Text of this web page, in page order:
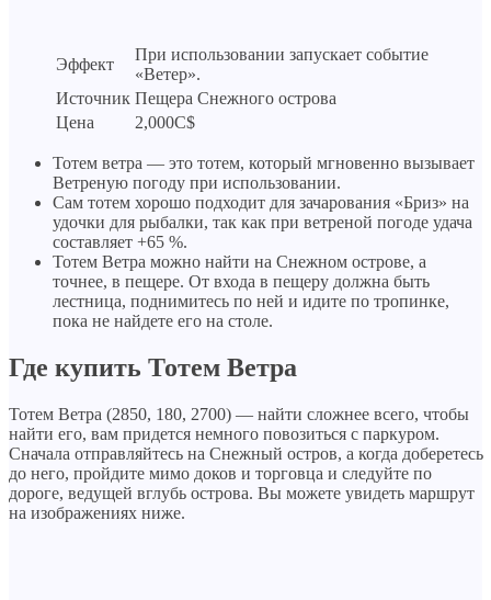
Эффект
При использовании запускает событие
«Ветер».
Источник Пещера Снежного острова
Цена
2,000C$
Тотем ветра — это тотем, который мгновенно вызывает
Ветреную погоду при использовании.
Сам тотем хорошо подходит для зачарования «Бриз» на
удочки для рыбалки, так как при ветреной погоде удача
составляет +65 %.
Тотем Ветра можно найти на Снежном острове, а
точнее, в пещере. От входа в пещеру должна быть
лестница, поднимитесь по ней и идите по тропинке,
пока не найдете его на столе.
Где купить Тотем Ветра
Тотем Ветра (2850, 180, 2700) — найти сложнее всего, чтобы
найти его, вам придется немного повозиться с паркуром.
Сначала отправляйтесь на Снежный остров, а когда доберетесь
до него, пройдите мимо доков и торговца и следуйте по
дороге, ведущей вглубь острова. Вы можете увидеть маршрут
на изображениях ниже.